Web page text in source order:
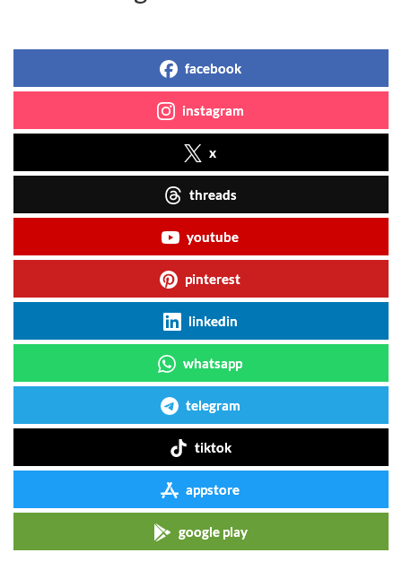
facebook
instagram
x
threads
youtube
pinterest
linkedin
whatsapp
telegram
tiktok
appstore
google play